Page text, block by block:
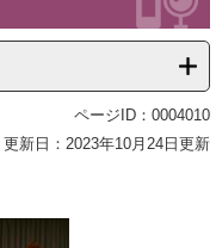
ページID：0004010
更新日：2023年10月24日更新